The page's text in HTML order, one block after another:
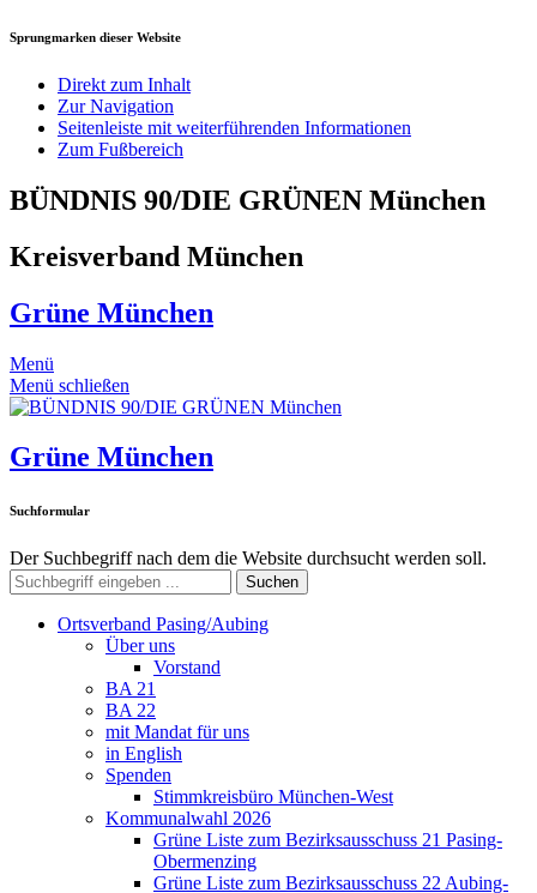
Sprungmarken dieser Website
Direkt zum Inhalt
Zur Navigation
Seitenleiste mit weiterführenden Informationen
Zum Fußbereich
BÜNDNIS 90/DIE GRÜNEN München
Kreisverband München
Grüne München
Menü
Menü schließen
Grüne München
Suchformular
Der Suchbegriff nach dem die Website durchsucht werden soll.
Suchen
Ortsverband Pasing/Aubing
Über uns
Vorstand
BA 21
BA 22
mit Mandat für uns
in English
Spenden
Stimmkreisbüro München-West
Kommunalwahl 2026
Grüne Liste zum Bezirksausschuss 21 Pasing-
Obermenzing
Grüne Liste zum Bezirksausschuss 22 Aubing-